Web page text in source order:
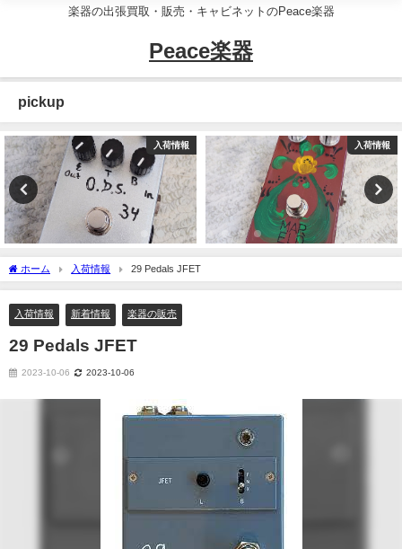
楽器の出張買取・販売・キャビネットのPeace楽器
Peace楽器
pickup
入荷情報 入荷情報
ホーム 入荷情報 29 Pedals JFET
入荷情報 新着情報 楽器の販売
29 Pedals JFET
2023-10-06 2023-10-06